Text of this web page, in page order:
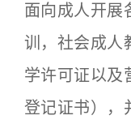
面向成人开展
训，社会成人
学许可证以及
登记证书），